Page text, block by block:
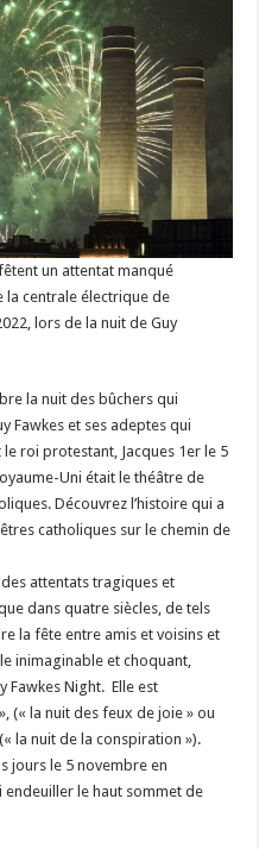
un attentat manqué
la centrale électrique de
lors de la nuit de Guy
la nuit des bûchers qui
Fawkes et ses adeptes qui
roi protestant, Jacques 1er le 5
Uni était le théâtre de
Découvrez l’histoire qui a
catholiques sur le chemin de
attentats tragiques et
dans quatre siècles, de tels
la fête entre amis et voisins et
inimaginable et choquant,
Fawkes Night. Elle est
(« la nuit des feux de joie » ou
la nuit de la conspiration »).
jours le 5 novembre en
endeuiller le haut sommet de